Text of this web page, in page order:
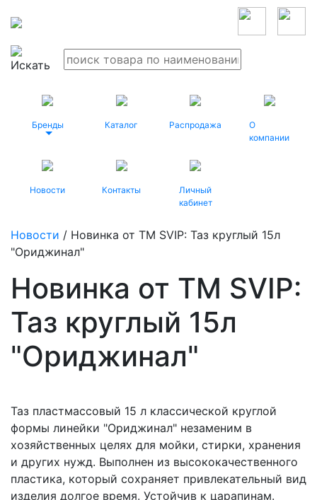
Бренды Каталог Распродажа
О
компании
Новости Контакты
Личный
кабинет
Новости / Новинка от ТМ SVIP: Таз круглый 15л
"Ориджинал"
Новинка от ТМ SVIP:
Таз круглый 15л
"Ориджинал"
Таз пластмассовый 15 л классической круглой
формы линейки "Ориджинал" незаменим в
хозяйственных целях для мойки, стирки, хранения
и других нужд. Выполнен из высококачественного
пластика, который сохраняет привлекательный вид
изделия долгое время. Устойчив к царапинам.